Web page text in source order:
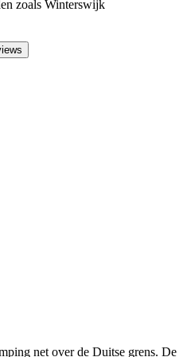
zoals Winterswijk
net over de Duitse grens. De